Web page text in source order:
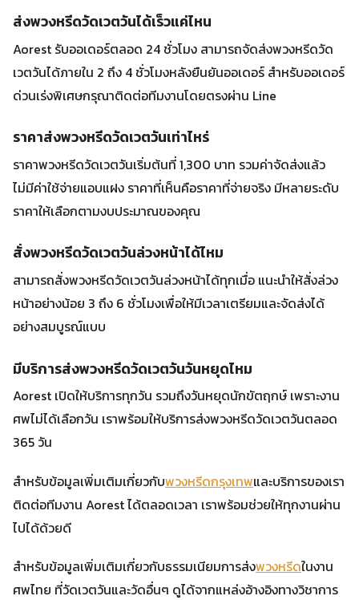
ส่งพวงหรีดวัดเวตวันได้เร็วแค่ไหน
Aorest รับออเดอร์ตลอด 24 ชั่วโมง สามารถจัดส่งพวงหรีดวัด
เวตวันได้ภายใน 2 ถึง 4 ชั่วโมงหลังยืนยันออเดอร์ สำหรับออเดอร์
ด่วนเร่งพิเศษกรุณาติดต่อทีมงานโดยตรงผ่าน Line
ราคาส่งพวงหรีดวัดเวตวันเท่าไหร่
ราคาพวงหรีดวัดเวตวันเริ่มต้นที่ 1,300 บาท รวมค่าจัดส่งแล้ว
ไม่มีค่าใช้จ่ายแอบแฝง ราคาที่เห็นคือราคาที่จ่ายจริง มีหลายระดับ
ราคาให้เลือกตามงบประมาณของคุณ
สั่งพวงหรีดวัดเวตวันล่วงหน้าได้ไหม
สามารถสั่งพวงหรีดวัดเวตวันล่วงหน้าได้ทุกเมื่อ แนะนำให้สั่งล่วง
หน้าอย่างน้อย 3 ถึง 6 ชั่วโมงเพื่อให้มีเวลาเตรียมและจัดส่งได้
อย่างสมบูรณ์แบบ
มีบริการส่งพวงหรีดวัดเวตวันวันหยุดไหม
Aorest เปิดให้บริการทุกวัน รวมถึงวันหยุดนักขัตฤกษ์ เพราะงาน
ศพไม่ได้เลือกวัน เราพร้อมให้บริการส่งพวงหรีดวัดเวตวันตลอด
365 วัน
สำหรับข้อมูลเพิ่มเติมเกี่ยวกับพวงหรีดกรุงเทพและบริการของเรา
ติดต่อทีมงาน Aorest ได้ตลอดเวลา เราพร้อมช่วยให้ทุกงานผ่าน
ไปได้ด้วยดี
สำหรับข้อมูลเพิ่มเติมเกี่ยวกับธรรมเนียมการส่งพวงหรีดในงาน
ศพไทย ที่วัดเวตวันและวัดอื่นๆ ดูได้จากแหล่งอ้างอิงทางวิชาการ